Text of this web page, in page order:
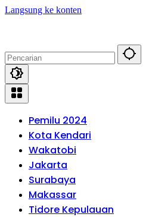
Langsung ke konten
Pemilu 2024
Kota Kendari
Wakatobi
Jakarta
Surabaya
Makassar
Tidore Kepulauan